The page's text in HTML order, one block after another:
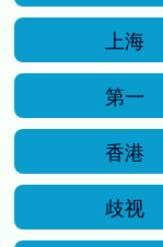
上海
第一
香港
歧视